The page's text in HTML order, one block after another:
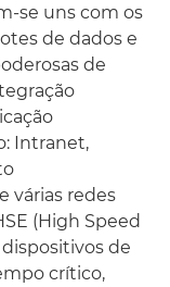
se uns com os
de dados e
de
Intranet,
várias redes
(High Speed
de
crítico,